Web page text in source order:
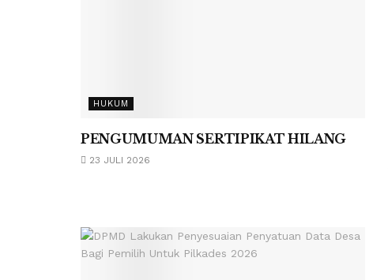
HUKUM
PENGUMUMAN SERTIPIKAT HILANG
23 JULI 2026